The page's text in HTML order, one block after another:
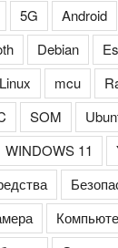
5G Android
Debian
Linux mcu
SOM
WINDOWS 11